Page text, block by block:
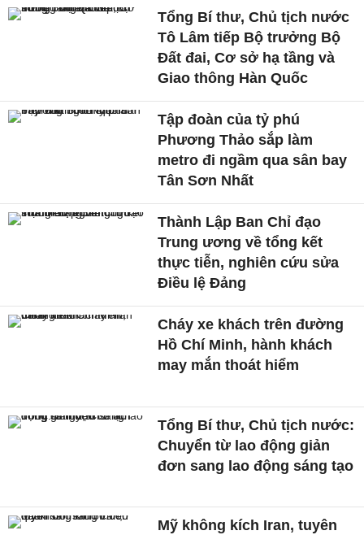
Tổng Bí thư, Chủ tịch nước
Tô Lâm tiếp Bộ trưởng Bộ
Đất đai, Cơ sở hạ tầng và
Giao thông Hàn Quốc
Tập đoàn của tỷ phú
Phương Thảo sắp làm
metro đi ngầm qua sân bay
Tân Sơn Nhất
Thành Lập Ban Chỉ đạo
Trung ương về tổng kết
thực tiễn, nghiên cứu sửa
Điều lệ Đảng
Cháy xe khách trên đường
Hồ Chí Minh, hành khách
may mắn thoát hiểm
Tổng Bí thư, Chủ tịch nước:
Chuyển từ lao động giản
đơn sang lao động sáng tạo
Mỹ không kích Iran, tuyên